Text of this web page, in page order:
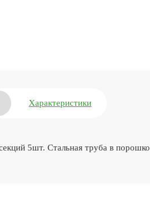
Характеристики
5шт. Стальная труба в